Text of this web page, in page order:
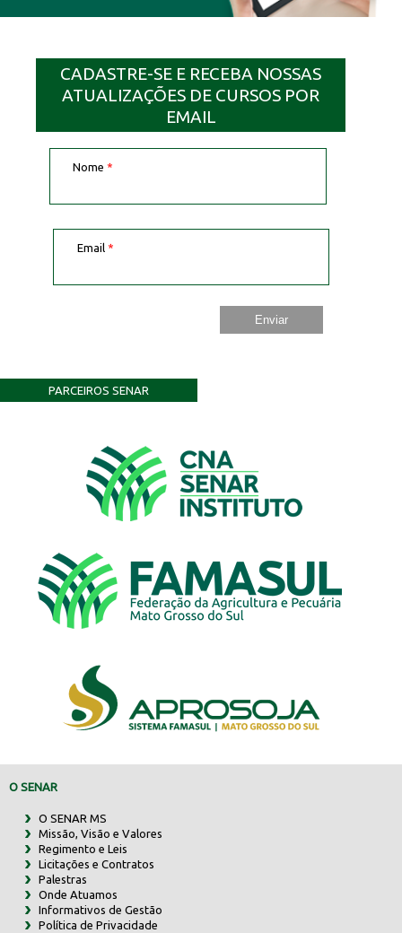
CADASTRE-SE E RECEBA NOSSAS
ATUALIZAÇÕES DE CURSOS POR
EMAIL
Nome *
Email *
PARCEIROS SENAR
O SENAR
O SENAR MS
Missão, Visão e Valores
Regimento e Leis
Licitações e Contratos
Palestras
Onde Atuamos
Informativos de Gestão
Política de Privacidade